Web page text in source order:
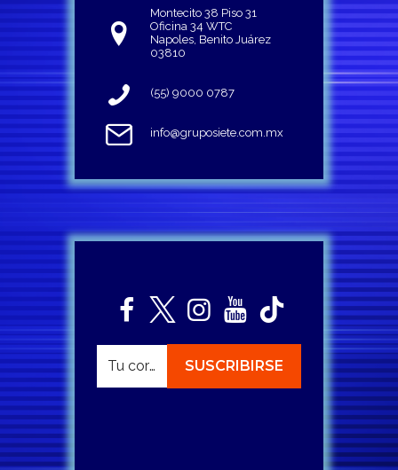
Montecito 38 Piso 31
Oficina 34 WTC
Napoles, Benito Juárez
03810
(55) 9000 0787
info@gruposiete.com.mx